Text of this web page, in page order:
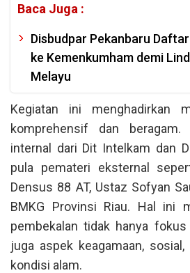
Baca Juga :
Disbudpar Pekanbaru
ke Kemenkumham demi
Melayu
Kegiatan ini menghadirkan
komprehensif dan beragam.
internal dari Dit Intelkam dan
pula pemateri eksternal
Densus 88 AT, Ustaz Sofyan
BMKG Provinsi Riau. Hal ini
pembekalan tidak hanya
juga aspek keagamaan,
kondisi alam.